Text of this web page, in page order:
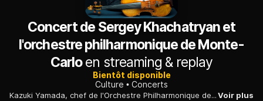
Concert de Sergey Khachatryan et
l'orchestre philharmonique de Monte-
Carloen streaming & replay
Bientôt disponible
Culture
Concerts
Kazuki Yamada, chef de l'Orchestre Philharmonique de Monte-Carlo, propose une soirée musicale mettant à l'honneur trois compositeurs : Schubert, compositeur emblématique de la musique romantique allemande, Sibelius, l'un des principaux artisans de l'identité musicale finlandaise, et Takemitsu, le chef de file de la musique classique japonaise. Le Concerto de violon de Sibelius est interprété par le violoniste arménien Sergey Khachatryan.Voir plus